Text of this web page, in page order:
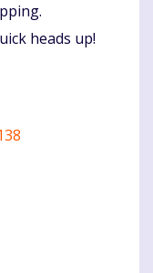
heads up!